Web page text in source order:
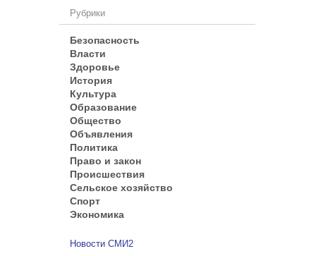
Рубрики
Безопасность
Власти
Здоровье
История
Культура
Образование
Общество
Объявления
Политика
Право и закон
Происшествия
Сельское хозяйство
Спорт
Экономика
Новости СМИ2